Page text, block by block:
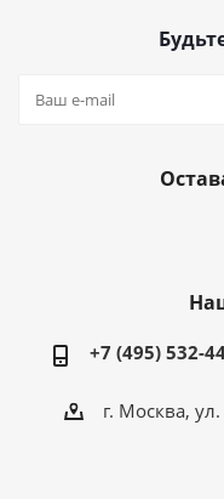
+7 (495) 532-
г. Москва,